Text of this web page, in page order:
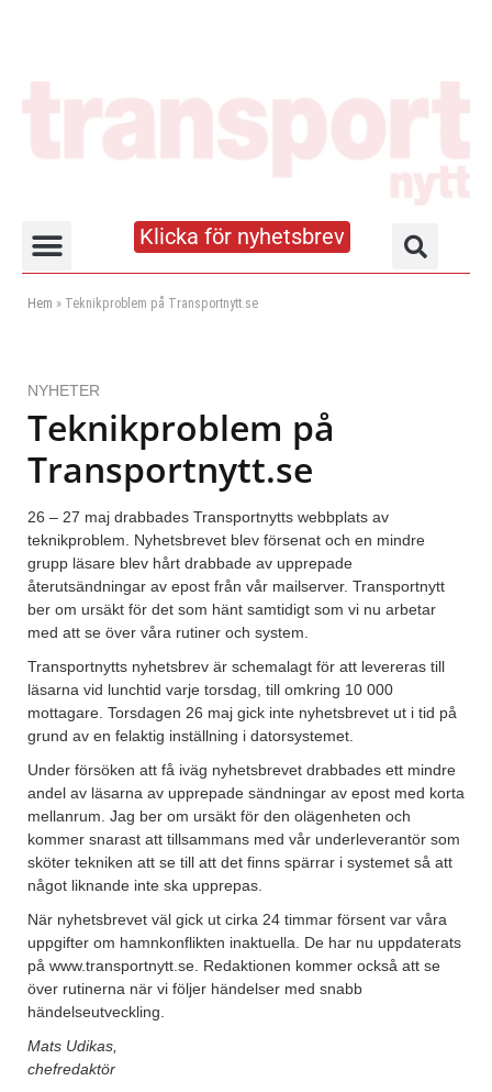
Klicka för nyhetsbrev
Hem » Teknikproblem på Transportnytt.se
NYHETER
Teknikproblem på
Transportnytt.se
26 – 27 maj drabbades Transportnytts webbplats av
teknikproblem. Nyhetsbrevet blev försenat och en mindre
grupp läsare blev hårt drabbade av upprepade
återutsändningar av epost från vår mailserver. Transportnytt
ber om ursäkt för det som hänt samtidigt som vi nu arbetar
med att se över våra rutiner och system.
Transportnytts nyhetsbrev är schemalagt för att levereras till
läsarna vid lunchtid varje torsdag, till omkring 10 000
mottagare. Torsdagen 26 maj gick inte nyhetsbrevet ut i tid på
grund av en felaktig inställning i datorsystemet.
Under försöken att få iväg nyhetsbrevet drabbades ett mindre
andel av läsarna av upprepade sändningar av epost med korta
mellanrum. Jag ber om ursäkt för den olägenheten och
kommer snarast att tillsammans med vår underleverantör som
sköter tekniken att se till att det finns spärrar i systemet så att
något liknande inte ska upprepas.
När nyhetsbrevet väl gick ut cirka 24 timmar försent var våra
uppgifter om hamnkonflikten inaktuella. De har nu uppdaterats
på www.transportnytt.se. Redaktionen kommer också att se
över rutinerna när vi följer händelser med snabb
händelseutveckling.
Mats Udikas,
chefredaktör